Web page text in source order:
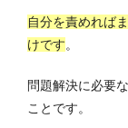
自分を責めれば
けです。
問題解決に必要
ことです。